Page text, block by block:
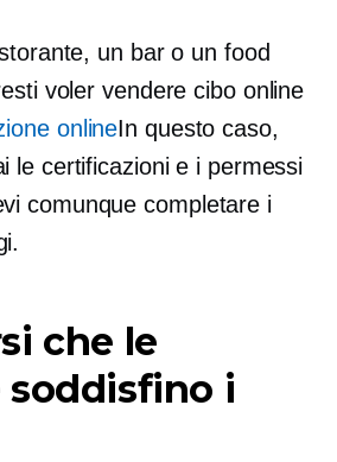
un bar o un food
voler vendere cibo online
onlineIn questo caso,
le certificazioni e i permessi
comunque completare i
che le
i